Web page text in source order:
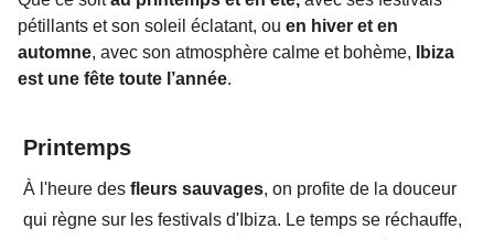
pétillants et son soleil éclatant, ou en hiver et en
automne, avec son atmosphère calme et bohème,
Ibiza
est une fête toute l’année.
Printemps
À l'heure des fleurs sauvages, on profite de la douceur
qui règne sur les festivals d'Ibiza. Le temps se réchauffe,